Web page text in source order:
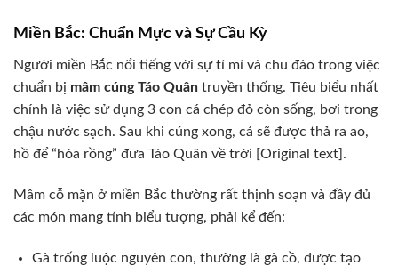
Miền Bắc: Chuẩn Mực và Sự Cầu Kỳ
Người miền Bắc nổi tiếng với sự tỉ mỉ và chu đáo trong việc
chuẩn bị mâm cúng Táo Quân truyền thống. Tiêu biểu nhất
chính là việc sử dụng 3 con cá chép đỏ còn sống, bơi trong
chậu nước sạch. Sau khi cúng xong, cá sẽ được thả ra ao,
hồ để “hóa rồng” đưa Táo Quân về trời [Original text].
Mâm cỗ mặn ở miền Bắc thường rất thịnh soạn và đầy đủ
các món mang tính biểu tượng, phải kể đến:
Gà trống luộc nguyên con, thường là gà cồ, được tạo